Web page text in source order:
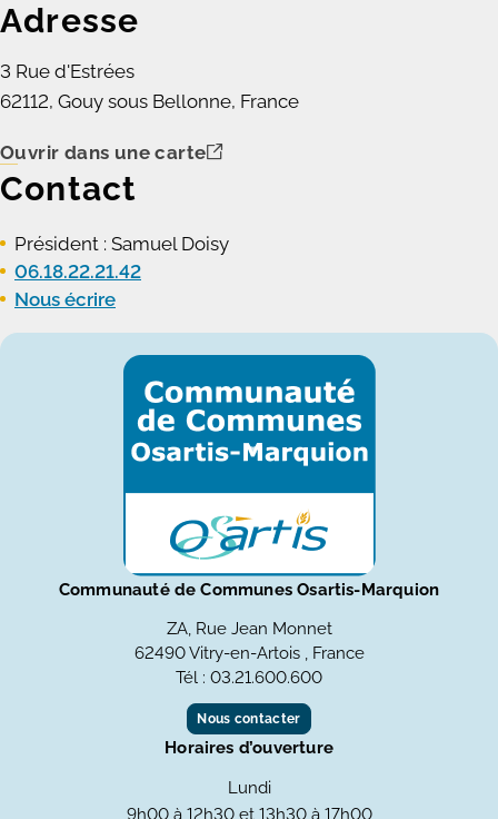
Adresse
3 Rue d'Estrées
62112, Gouy sous Bellonne, France
Ouvrir dans une carte
Contact
Président : Samuel Doisy
06.18.22.21.42
Nous écrire
Communauté de Communes Osartis-Marquion
ZA, Rue Jean Monnet
62490 Vitry-en-Artois , France
Tél : 03.21.600.600
Nous contacter
Horaires d’ouverture
Lundi
9h00 à 12h30 et 13h30 à 17h00